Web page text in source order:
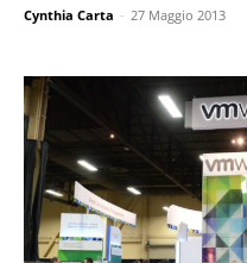
Cynthia Carta - 27 Maggio 2013